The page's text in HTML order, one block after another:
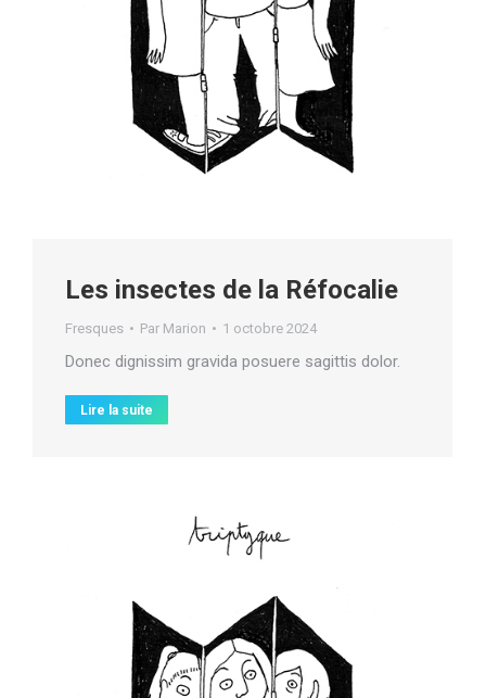
Les insectes de la Réfocalie
Fresques Par Marion 1 octobre 2024
Donec dignissim gravida posuere sagittis dolor.
Lire la suite